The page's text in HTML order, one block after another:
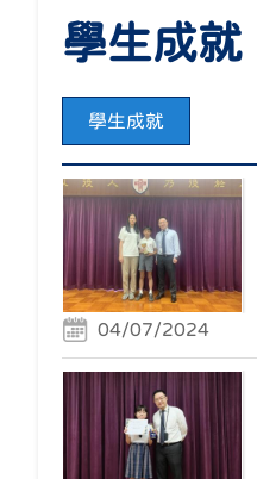
學生成
學生成就
04/07/2024